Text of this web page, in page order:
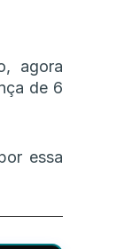
agora
de 6
essa